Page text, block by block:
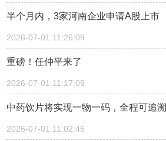
半个月内，3家河南企业申请A股上市
2026-07-01 11:26:09
重磅！任仲平来了
2026-07-01 11:17:09
中药饮片将实现一物一码，全程可追溯
2026-07-01 11:02:46